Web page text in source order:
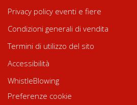
Privacy policy eventi e fiere
Condizioni generali di vendita
Termini di utilizzo del sito
Accessibilità
WhistleBlowing
Preferenze cookie